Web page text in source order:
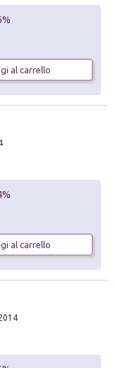
al carrello
al carrello